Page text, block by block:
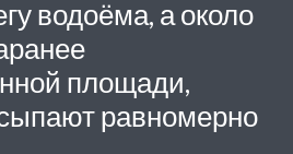
водоёма, а около
площади,
равномерно